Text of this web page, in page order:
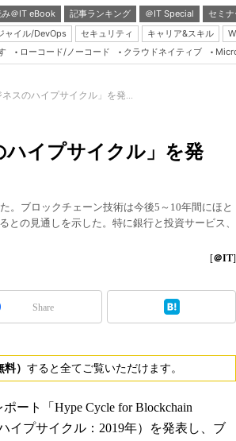
＠IT eBook 記事ランキング ＠IT Special セミナ
ャイル/DevOps セキュリティ キャリア&スキル
Linux
Test &
ローコード/ノーコード クラウドネイティブ
ネスのハイプサイクル」を発...
ハイプサイクル」を発
。ブロックチェーン技術は今後5～10年間にほと
の見通しを示した。特に銀行と投資サービス、
[＠IT]
Share
） すると全てご覧いただけます。
ート「Hype Cycle for Blockchain
イプサイクル：2019年）を発表し、ブ